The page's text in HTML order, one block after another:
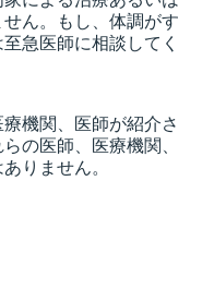
ん。もし、体調がす
急医師に相談してく
機関、医師が紹介さ
の医師、医療機関、
りません。